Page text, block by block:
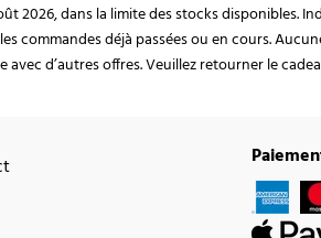
2026, dans la limite des stocks disponibles.
commandes déjà passées ou en cours.
d’autres offres. Veuillez retourner le